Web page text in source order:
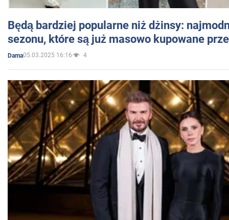
Będą bardziej popularne niż dżinsy:
sezonu, które są już masowo kupowane
Dama05.03.2025 16:16 4